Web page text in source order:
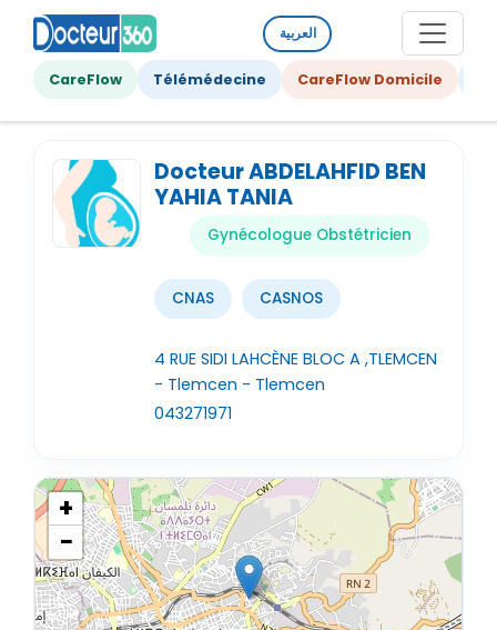
العربية
CareFlow Télémédecine CareFlow Domicile
Docteur ABDELAHFID BEN
YAHIA TANIA
Gynécologue Obstétricien
CNAS CASNOS
4 RUE SIDI LAHCÈNE BLOC A ,TLEMCEN
- Tlemcen - Tlemcen
043271971
+
−